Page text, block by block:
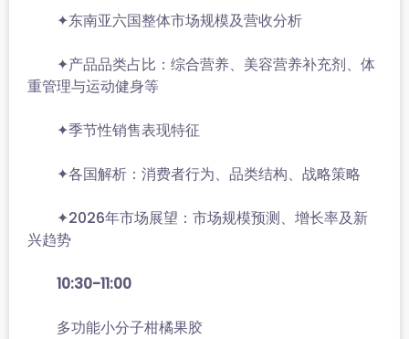
✦东南亚六国整体市场规模及营收分析
✦产品品类占比：综合营养、美容营养补充剂、体
重管理与运动健身等
✦季节性销售表现特征
✦各国解析：消费者行为、品类结构、战略策略
✦2026年市场展望：市场规模预测、增长率及新
兴趋势
10:30-11:00
多功能小分子柑橘果胶